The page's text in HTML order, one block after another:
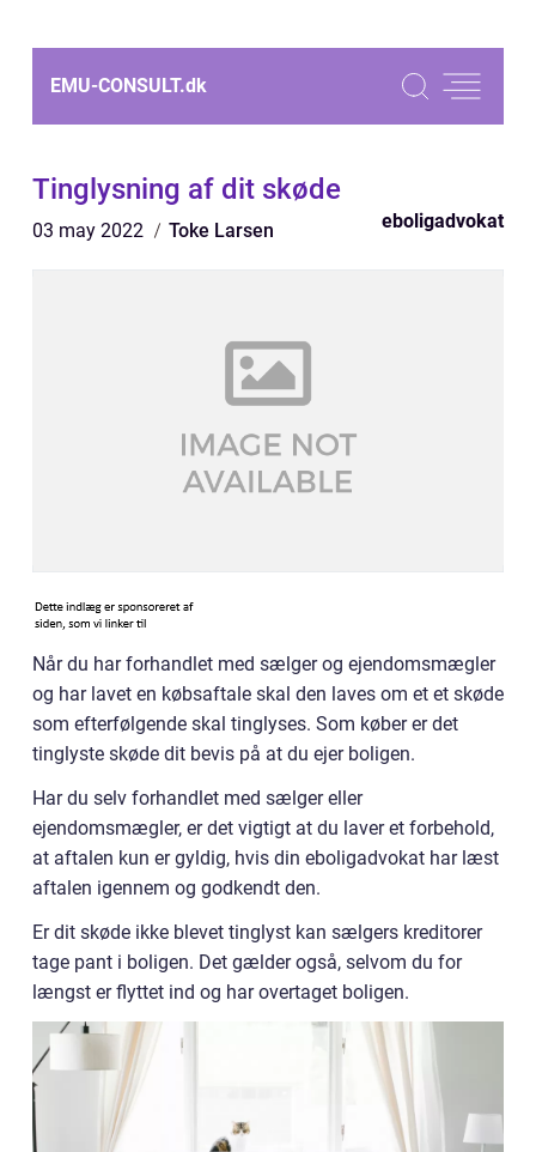
EMU-CONSULT.dk
Tinglysning af dit skøde
03 may 2022 Toke Larsen eboligadvokat
Når du har forhandlet med sælger og ejendomsmægler
og har lavet en købsaftale skal den laves om et et skøde
som efterfølgende skal tinglyses. Som køber er det
tinglyste skøde dit bevis på at du ejer boligen.
Har du selv forhandlet med sælger eller
ejendomsmægler, er det vigtigt at du laver et forbehold,
at aftalen kun er gyldig, hvis din eboligadvokat har læst
aftalen igennem og godkendt den.
Er dit skøde ikke blevet tinglyst kan sælgers kreditorer
tage pant i boligen. Det gælder også, selvom du for
længst er flyttet ind og har overtaget boligen.